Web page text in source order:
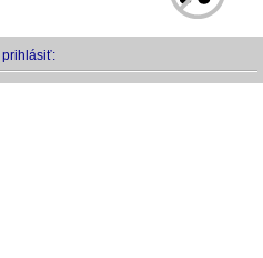
prihlásiť: